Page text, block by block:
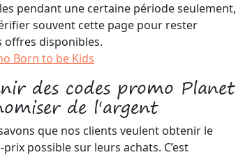
pendant une certaine période seulement,
souvent cette page pour rester
offres disponibles.
Born to be Kids
des codes promo Planet
de l'argent
que nos clients veulent obtenir le
possible sur leurs achats. C’est